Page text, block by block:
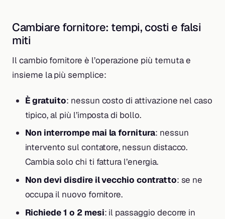
Cambiare fornitore: tempi, costi e falsi
miti
Il cambio fornitore è l’operazione più temuta e
insieme la più semplice:
È gratuito: nessun costo di attivazione nel caso
tipico, al più l’imposta di bollo.
Non interrompe mai la fornitura: nessun
intervento sul contatore, nessun distacco.
Cambia solo chi ti fattura l’energia.
Non devi disdire il vecchio contratto: se ne
occupa il nuovo fornitore.
Richiede 1 o 2 mesi: il passaggio decorre in